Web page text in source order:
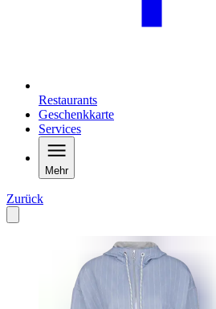
Restaurants
Geschenkkarte
Services
Mehr
Zurück